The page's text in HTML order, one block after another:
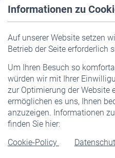
Informationen zu
Auf unserer Website setzen
Betrieb der Seite erforderlich
Um Ihren Besuch so
würden wir mit Ihrer
zur Optimierung der Website
ermöglichen es uns, Ihnen
anzuzeigen. Informationen
finden Sie hier:
Cookie-Policy
Pflichtversicherung
Staatliche Förderung
Veranstaltungen
Rentner
Rentenbeginn
Rente beantragen